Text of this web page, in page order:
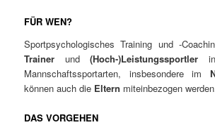
FÜR WEN?
Sportpsychologisches Training und -
Trainer und(Hoch-)Leistungssportler
Mannschaftssportarten, insbesondere im
können auch die Eltern miteinbezogen
DAS VORGEHEN